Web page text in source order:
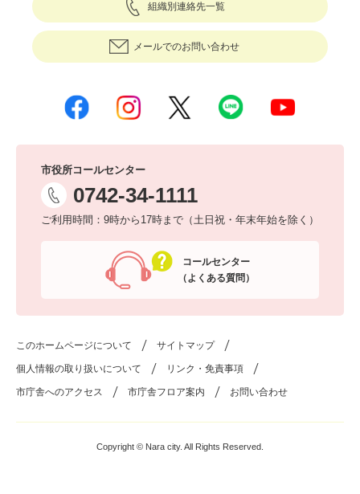
組織別連絡先一覧
メールでのお問い合わせ
市役所コールセンター
0742-34-1111
ご利用時間：9時から17時まで（土日祝・年末年始を除く）
コールセンター
（よくある質問）
このホームページについて サイトマップ
個人情報の取り扱いについて リンク・免責事項
市庁舎へのアクセス 市庁舎フロア案内 お問い合わせ
Copyright © Nara city. All Rights Reserved.